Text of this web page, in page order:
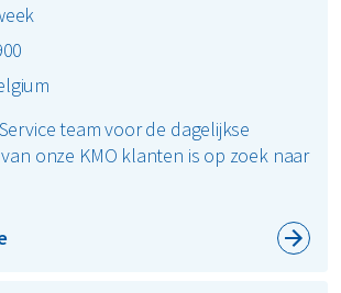
team voor de dagelijkse
onze KMO klanten is op zoek naar